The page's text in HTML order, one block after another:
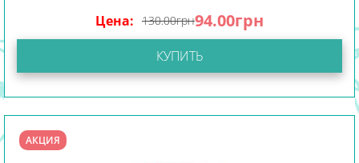
Цена: 130.00грн94.00грн
КУПИТЬ
АКЦИЯ